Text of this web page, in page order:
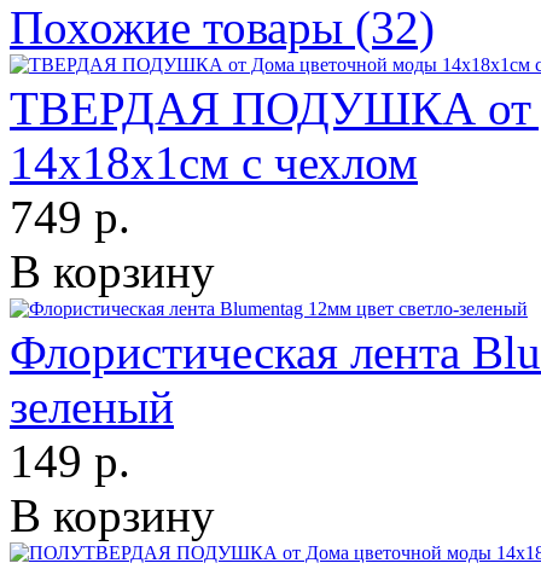
Похожие товары (32)
ТВЕРДАЯ ПОДУШКА от
14х18х1см с чехлом
749 р.
В корзину
Флористическая лента
зеленый
149 р.
В корзину